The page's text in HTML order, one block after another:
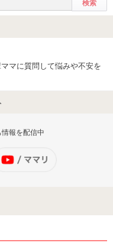
マに質問して悩みや不安を
報を配信中